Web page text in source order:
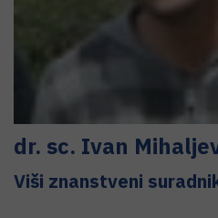
dr. sc. Ivan
Viši znanstveni